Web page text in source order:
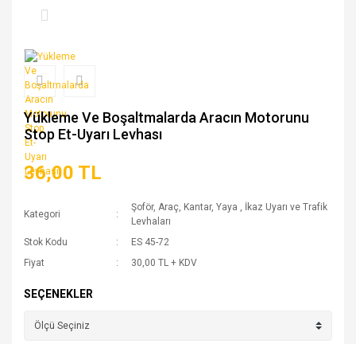
Yükleme Ve Boşaltmalarda Aracın Motorunu
Stop Et-Uyarı Levhası
36,00 TL
Kategori
Şoför, Araç, Kantar, Yaya , İkaz Uyarı ve Trafik
Levhaları
Stok Kodu
ES 45-72
Fiyat
30,00 TL + KDV
SEÇENEKLER